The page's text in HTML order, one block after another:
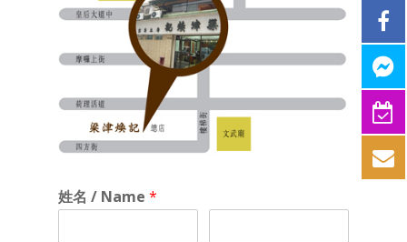
姓名 / Name*